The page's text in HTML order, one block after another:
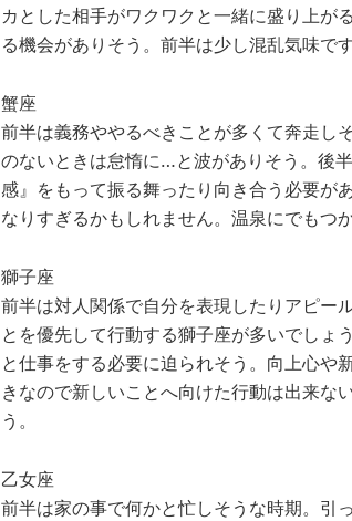
カとした相手がワクワクと一緒に盛り上が
る機会がありそう。前半は少し混乱気味で
蟹座
前半は義務ややるべきことが多くて奔走し
のないときは怠惰に…と波がありそう。後
感』をもって振る舞ったり向き合う必要が
なりすぎるかもしれません。温泉にでもつ
獅子座
前半は対人関係で自分を表現したりアピー
とを優先して行動する獅子座が多いでしょ
と仕事をする必要に迫られそう。向上心や
きなので新しいことへ向けた行動は出来な
う。
乙女座
前半は家の事で何かと忙しそうな時期。引